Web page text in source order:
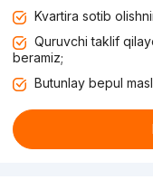
Kvartira sotib
Quruvchi taklif
beramiz;
Butunlay bepul